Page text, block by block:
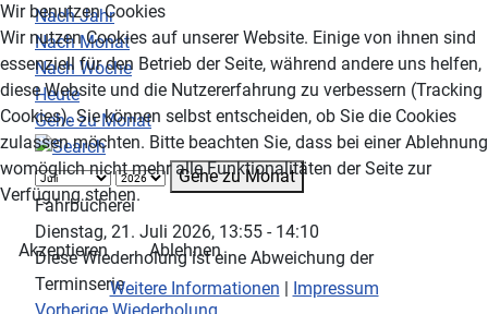
Nach Jahr
Nach Monat
Nach Woche
Heute
Gehe zu Monat
Gehe zu Monat
Fahrbücherei
Dienstag, 21. Juli 2026, 13:55 - 14:10
Diese Wiederholung ist eine Abweichung der
Terminserie
Wir benutzen Cookies
Wir nutzen Cookies auf unserer Website. Einige von ihnen sind
essenziell für den Betrieb der Seite, während andere uns helfen,
diese Website und die Nutzererfahrung zu verbessern (Tracking
Cookies). Sie können selbst entscheiden, ob Sie die Cookies
zulassen möchten. Bitte beachten Sie, dass bei einer Ablehnung
womöglich nicht mehr alle Funktionalitäten der Seite zur
Verfügung stehen.
Akzeptieren
Ablehnen
Weitere Informationen | Impressum